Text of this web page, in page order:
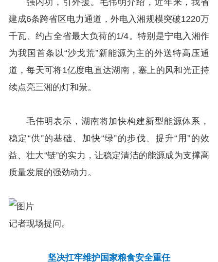
建成6条跨省区电力通道，外电入湘规模突破1220万
千瓦、约占全省最大负荷的1/4。特别是宁电入湘作
为我国首条以“沙戈荒”新能源为主的外送特高压通
道，每天可将1亿度电直达湖南，塞上的风和光正持
续点亮三湘的灯和景。
毛伟明表示，湖南将加快构建新型能源体系，
稳定“供”的基础、加快“绿”的步伐、提升“用”的效
益、壮大“链”的实力，让稳定清洁的能源成为支撑高
质量发展的强劲动力。
记者现场提问。
坚决扛牢维护国家粮食安全重任